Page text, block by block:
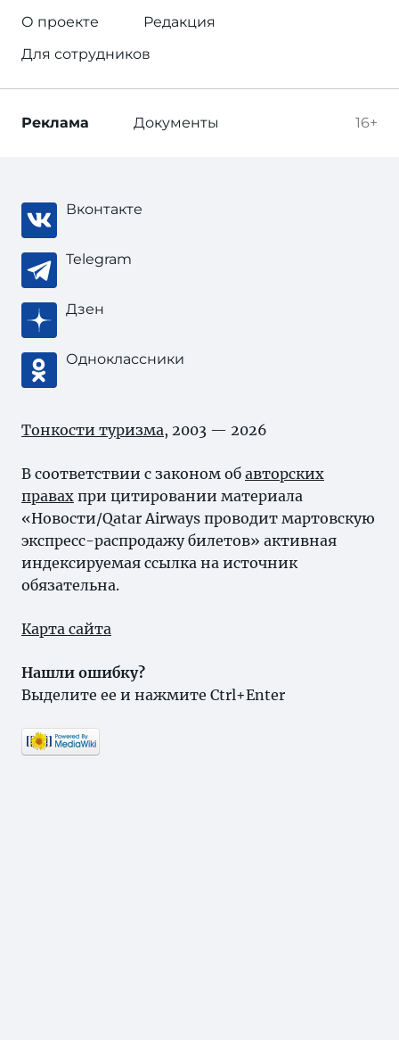
О проекте
Редакция
Для сотрудников
16+
Реклама Документы
Вконтакте
Telegram
Дзен
Одноклассники
Тонкости туризма, 2003 — 2026
В соответствии с законом об авторских
правах при цитировании материала
«Новости/Qatar Airways проводит мартовскую
экспресс-распродажу билетов» активная
индексируемая ссылка на источник
обязательна.
Карта сайта
Нашли ошибку?
Выделите ее и нажмите Ctrl+Enter